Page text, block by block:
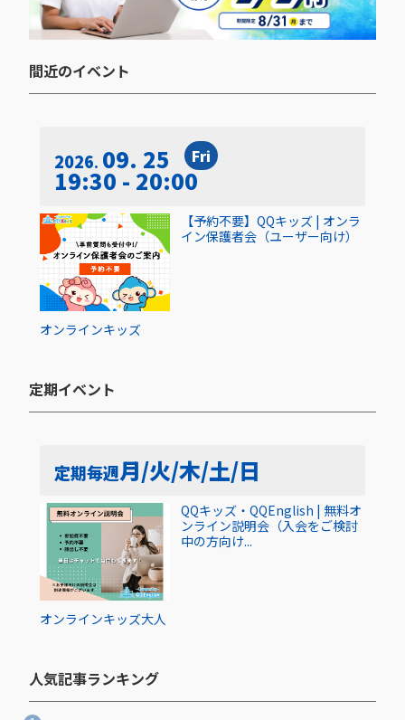
間近のイベント​
2026 09. 25 Fri
19:30 - 20:00
オンラインキッズ
【予約不要】QQキッズ | オンラ
イン保護者会（ユーザー向け）
定期イベント​
定期毎週月/火/木/土/日
オンラインキッズ大人
QQキッズ・QQEnglish | 無料オ
ンライン説明会（入会をご検討
中の方向け...
人気記事ランキング​